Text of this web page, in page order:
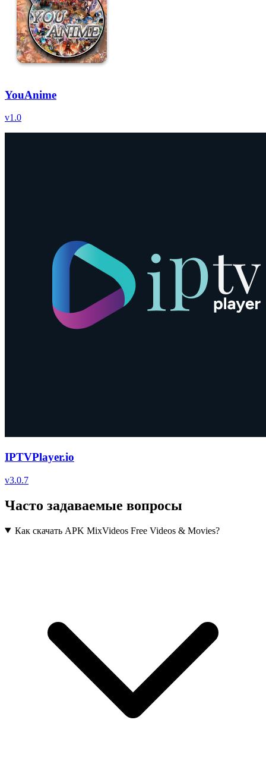
YouAnime
v1.0
IPTVPlayer.io
v3.0.7
Часто задаваемые вопросы
Как скачать APK MixVideos Free Videos & Movies?